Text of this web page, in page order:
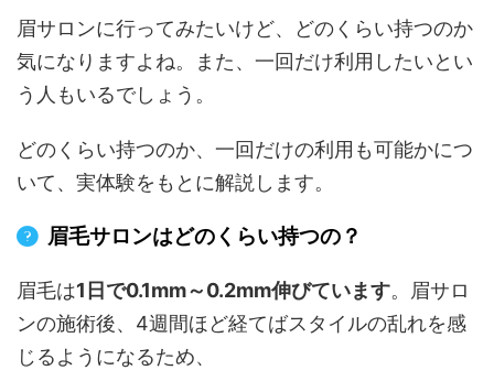
眉サロンに行ってみたいけど、どのくらい持つのか
気になりますよね。また、一回だけ利用したいとい
う人もいるでしょう。
どのくらい持つのか、一回だけの利用も可能かにつ
いて、実体験をもとに解説します。
眉毛サロンはどのくらい持つの？
眉毛は1日で0.1mm～0.2mm伸びています。眉サロ
ンの施術後、4週間ほど経てばスタイルの乱れを感
じるようになるため、